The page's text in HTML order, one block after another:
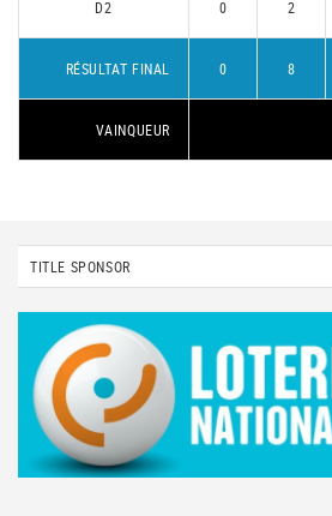
D2 0 2
RÉSULTAT FINAL 0 8
VAINQUEUR
TITLE SPONSOR